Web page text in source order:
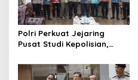
Polri Perkuat Jejaring
Pusat Studi Kepolisian,
Kebijakan dan Inovasi